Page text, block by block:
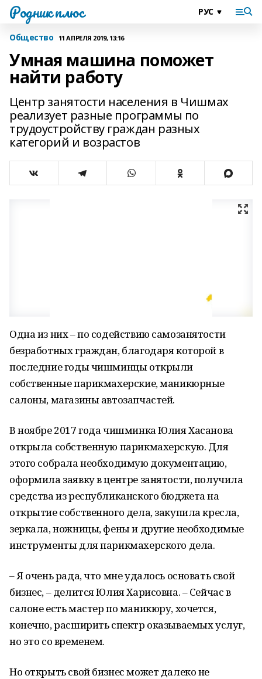
Родник плюс
Общество 11 АПРЕЛЯ 2019, 13:16
Умная машина поможет
найти работу
Центр занятости населения в Чишмах
реализует разные программы по
трудоустройству граждан разных
категорий и возрастов
Одна из них – по содействию самозанятости
безработных граждан, благодаря которой в
последние годы чишминцы открыли
собственные парикмахерские, маникюрные
салоны, магазины автозапчастей.
В ноябре 2017 года чишминка Юлия Хасанова
открыла собственную парикмахерскую. Для
этого собрала необходимую документацию,
оформила заявку в центре занятости, получила
средства из республиканского бюджета на
открытие собственного дела, закупила кресла,
зеркала, ножницы, фены и другие необходимые
инструменты для парикмахерского дела.
– Я очень рада, что мне удалось основать свой
бизнес, – делится Юлия Харисовна. – Сейчас в
салоне есть мастер по маникюру, хочется,
конечно, расширить спектр оказываемых услуг,
но это со временем.
Но открыть свой бизнес может далеко не